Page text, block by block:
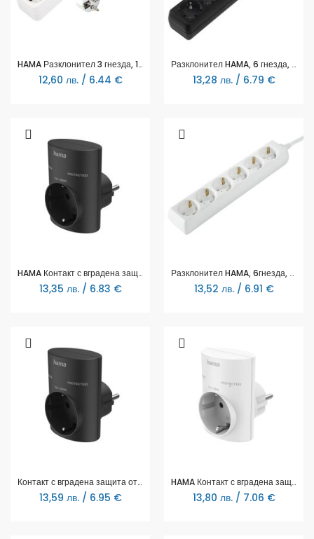
HAMA Разклонител 3 гнезда, 1.4м, бял с бутон за вкл/изкл.
12,60 лв. / 6.44 €
Разклонител HAMA, 6 гнезда, 30393
13,28 лв. / 6.79 €
HAMA Контакт с вградена защита от пренапрежение, черен
13,35 лв. / 6.83 €
Разклонител HAMA, 6гнезда, 30383
13,52 лв. / 6.91 €
Контакт с вградена защита от пренапрежение, 223322
13,59 лв. / 6.95 €
HAMA Контакт с вградена защита от пренапрежение
13,80 лв. / 7.06 €